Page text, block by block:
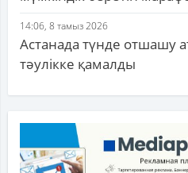
14:06, 8 тамыз 2026
Астанада түнде отшашу
тәулікке қамалды